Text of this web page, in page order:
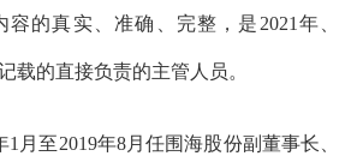
容的真实、准确、完整， 是2021年、
载的直接负责的主管人员。
1月至2019年8月任围海股份副董事长、